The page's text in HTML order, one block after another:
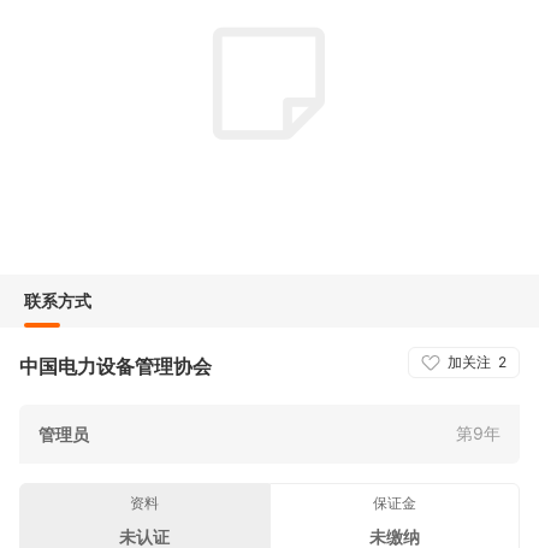
联系方式
加关注 2
中国电力设备管理协会
管理员 第9年
资料
未认证
保证金
未缴纳